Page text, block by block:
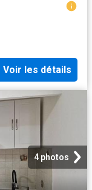
Voir les détails
4 photos